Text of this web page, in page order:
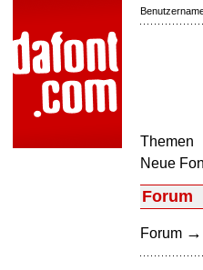
Themen
Neue
Forum
Forum →